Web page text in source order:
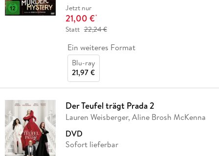
Jetzt nur
21,00 €*
Statt 22,24 €
Ein weiteres Format
Blu-ray
21,97 €
Der Teufel trägt Prada 2
Lauren Weisberger, Aline Brosh McKenna
DVD
Sofort lieferbar